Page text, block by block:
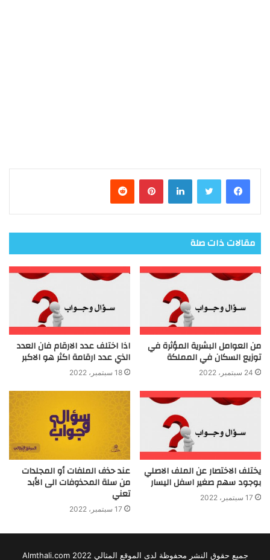
فيسبوك تويتر لينكدإن بينتيريست
مقالات ذات صلة
من العوامل البشرية المؤثرة في
توزيع السكان في المملكة
24 سبتمبر، 2022
اذا اختلف عدد الارقام فان العدد
الذي عدد ارقامة اكثر هو الاكبر
18 سبتمبر، 2022
يختلف الاختصار عن الملف الاصلي
بوجود سهم صغير اسفل اليسار
17 سبتمبر، 2022
عند حذف الملفات أو المجلدات
من سلة المحذوفات الى الأبد
تعني
17 سبتمبر، 2022
جميع حقوق النشر محفوظة لدى الموقع المثالي 2022 Almthali.com